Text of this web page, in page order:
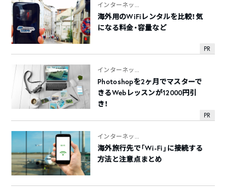
PR
インターネッ...
海外用のWiFiレンタルを比較！気
になる料金・容量など
PR
インターネッ...
Photoshopを2ヶ月でマスターで
きるWebレッスンが12000円引
き！
インターネッ...
海外旅行先で「Wi-Fi」に接続する
方法と注意点まとめ